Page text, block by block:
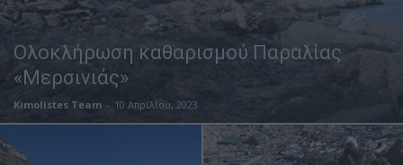
Ολοκλήρωση καθαρισμού Παραλίας
«Μερσινιάς»
Kimolistes Team - 10 Απριλίου, 2023